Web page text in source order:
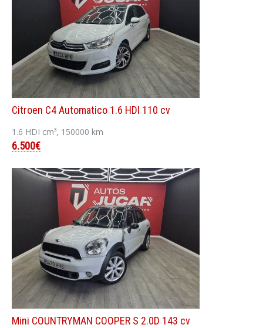
Citroen C4 Automatico 1.6 HDI 110 cv
1.6 HDI cm³, 150000 km
6.500€
Mini COUNTRYMAN COOPER S 2.0D 143 cv